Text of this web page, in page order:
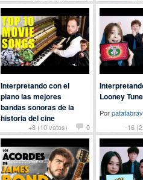
+8 (10 votos) 0
Interpretando con el
piano las mejores
bandas sonoras de la
historia del cine
PorlocomonenMúsica
-16
Looney
Por